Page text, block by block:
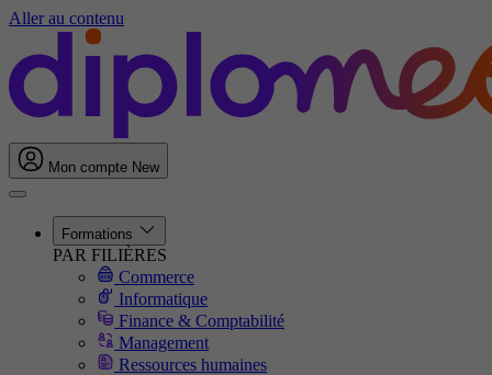
Aller au contenu
Mon compte New
Formations
PAR FILIÈRES
Commerce
Informatique
Finance & Comptabilité
Management
Ressources humaines